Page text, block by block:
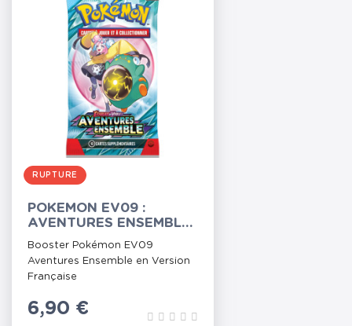
RUPTURE
POKEMON EV09 :
AVENTURES ENSEMBLE
- BOOSTER
Booster Pokémon EV09
Aventures Ensemble en Version
Française
Prix
6,90 €